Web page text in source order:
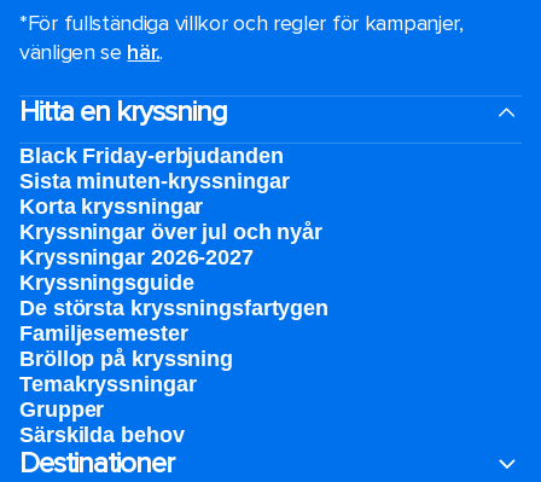
*För fullständiga villkor och regler för kampanjer,
vänligen se här..
Hitta en kryssning
Black Friday-erbjudanden
Sista minuten-kryssningar
Korta kryssningar
Kryssningar över jul och nyår
Kryssningar 2026-2027
Kryssningsguide
De största kryssningsfartygen
Familjesemester
Bröllop på kryssning
Temakryssningar
Grupper
Särskilda behov
Destinationer